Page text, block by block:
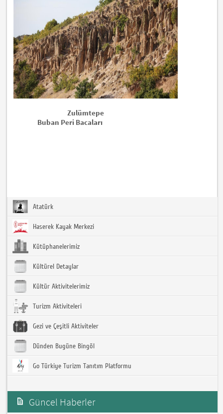
Zulümtepe
Buban Peri Bacaları
Atatürk
Haserek Kayak Merkezi
Kütüphanelerimiz
Kültürel Detaylar
Kültür Aktivitelerimiz
Turizm Aktiviteleri
Gezi ve Çeşitli Aktiviteler
Dünden Bugüne Bingöl
Go Türkiye Turizm Tanıtım Platformu
Güncel Haberler